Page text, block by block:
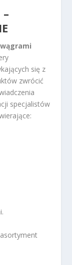
się z
zwrócić
specjalistów